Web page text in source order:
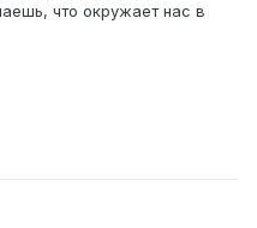
что окружает нас в